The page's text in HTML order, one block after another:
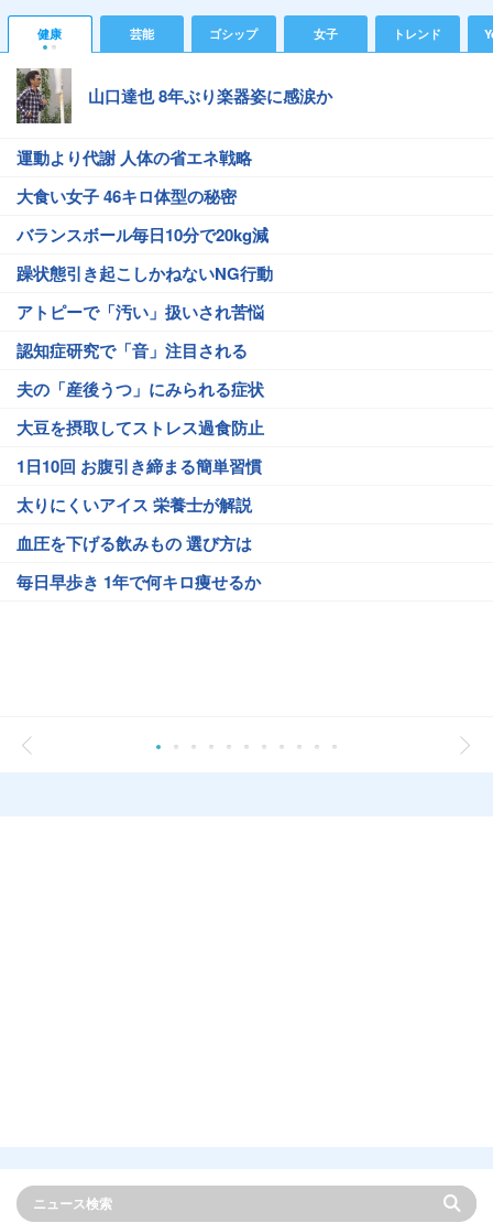
健康 芸能 ゴシップ 女子 トレンド
山口達也 8年ぶり楽器姿に感涙か
運動より代謝 人体の省エネ戦略
大食い女子 46キロ体型の秘密
バランスボール毎日10分で20kg減
躁状態引き起こしかねないNG行動
アトピーで「汚い」扱いされ苦悩
認知症研究で「音」注目される
夫の「産後うつ」にみられる症状
大豆を摂取してストレス過食防止
1日10回 お腹引き締まる簡単習慣
太りにくいアイス 栄養士が解説
血圧を下げる飲みもの 選び方は
毎日早歩き 1年で何キロ痩せるか